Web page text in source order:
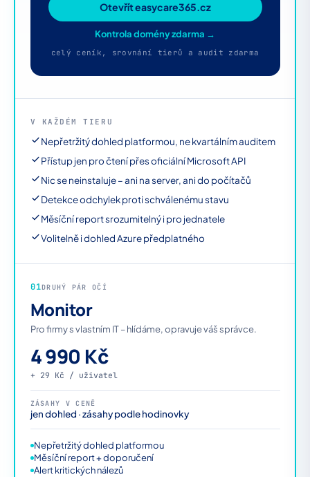
Otevřít easycare365.cz
Kontrola domény zdarma →
celý ceník, srovnání tierů a audit zdarma
V KAŽDÉM TIERU
Nepřetržitý dohled platformou, ne kvartálním auditem
Přístup jen pro čtení přes oficiální Microsoft API
Nic se neinstaluje – ani na server, ani do počítačů
Detekce odchylek proti schválenému stavu
Měsíční report srozumitelný i pro jednatele
Volitelně i dohled Azure předplatného
01DRUHÝ PÁR OČÍ
Monitor
Pro firmy s vlastním IT – hlídáme, opravuje váš správce.
4 990 Kč
+ 29 Kč / uživatel
ZÁSAHY V CENĚ
jen dohled · zásahy podle hodinovky
Nepřetržitý dohled platformou
Měsíční report + doporučení
Alert kritických nálezů